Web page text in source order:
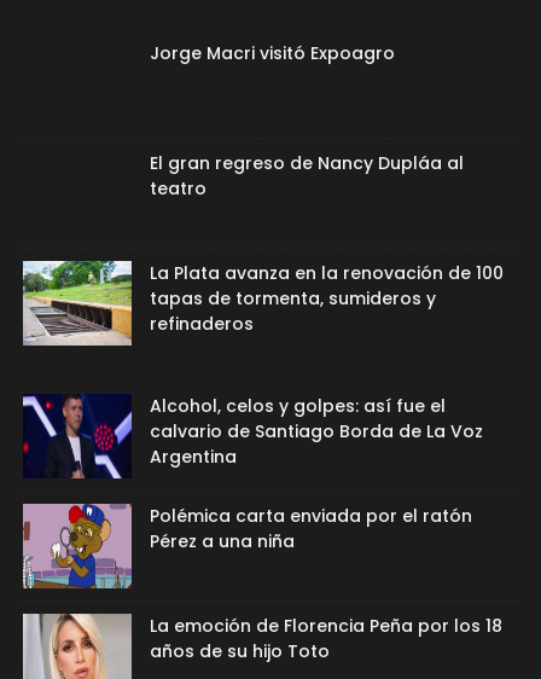
Jorge Macri visitó Expoagro
El gran regreso de Nancy Dupláa al
teatro
La Plata avanza en la renovación de 100
tapas de tormenta, sumideros y
refinaderos
Alcohol, celos y golpes: así fue el
calvario de Santiago Borda de La Voz
Argentina
Polémica carta enviada por el ratón
Pérez a una niña
La emoción de Florencia Peña por los 18
años de su hijo Toto